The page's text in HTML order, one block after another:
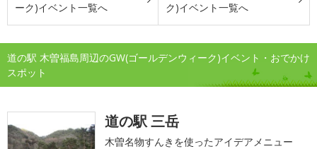
ーク)イベント一覧へ
ク)イベント一覧へ
道の駅 木曽福島周辺のGW(ゴールデンウィーク)イベント・おでかけ
スポット
道の駅 三岳
木曽名物すんきを使ったアイデアメニュー